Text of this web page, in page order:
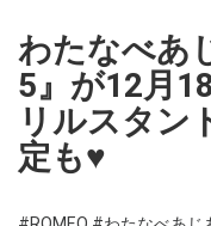
わたなべあ
5』が12月
リルスタン
定も♥